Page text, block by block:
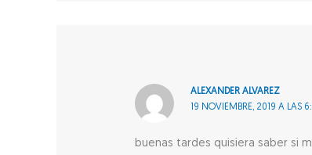
ALEXANDER ALVAREZ
19 NOVIEMBRE, 2019 A LAS
buenas tardes quisiera saber si